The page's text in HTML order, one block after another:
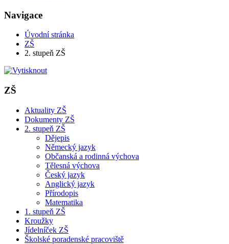
Navigace
Úvodní stránka
ZŠ
2. stupeň ZŠ
ZŠ
Aktuality ZŠ
Dokumenty ZŠ
2. stupeň ZŠ
Dějepis
Německý jazyk
Občanská a rodinná výchova
Tělesná výchova
Český jazyk
Anglický jazyk
Přírodopis
Matematika
1. stupeň ZŠ
Kroužky
Jídelníček ZŠ
Školské poradenské pracoviště